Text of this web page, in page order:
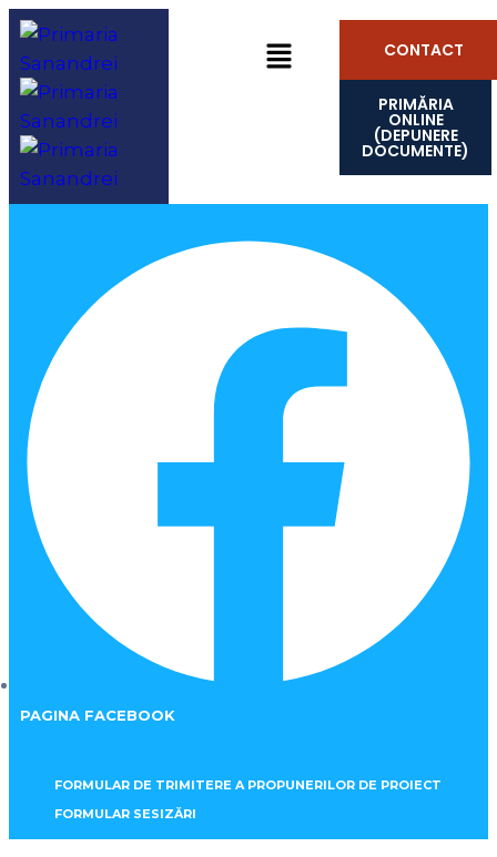
CONTACT
PRIMĂRIA
ONLINE
(DEPUNERE
DOCUMENTE)
PAGINA FACEBOOK
FORMULAR DE TRIMITERE A PROPUNERILOR DE PROIECT
FORMULAR SESIZĂRI